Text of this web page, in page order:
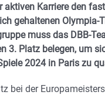
aktiven Karriere den
gehaltenen Olympia-
muss das DBB-
3. Platz belegen, um
2024 in Paris zu
bei der